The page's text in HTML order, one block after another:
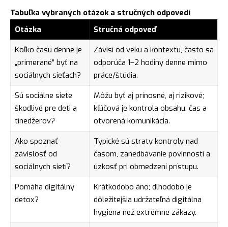
Tabuľka vybraných otázok a stručných odpovedí
Otázka
Stručná odpoveď
Koľko času denne je
„primerané“ byť na
sociálnych sieťach?
Závisí od veku a kontextu, často sa
odporúča 1–2 hodiny denne mimo
práce/štúdia.
Sú sociálne siete
škodlivé pre deti a
tínedžerov?
Môžu byť aj prínosné, aj rizikové;
kľúčová je kontrola obsahu, čas a
otvorená komunikácia.
Ako spoznať
závislosť od
sociálnych sietí?
Typické sú straty kontroly nad
časom, zanedbávanie povinností a
úzkosť pri obmedzení prístupu.
Pomáha digitálny
detox?
Krátkodobo áno; dlhodobo je
dôležitejšia udržateľná digitálna
hygiena než extrémne zákazy.